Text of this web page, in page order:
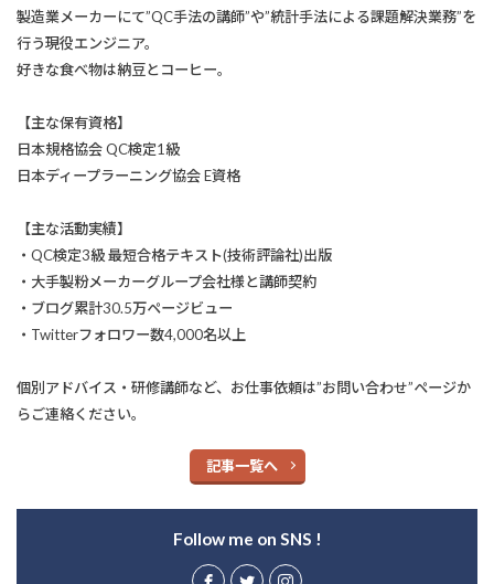
製造業メーカーにて”QC手法の講師”や”統計手法による課題解決業務”を
行う現役エンジニア。
好きな食べ物は納豆とコーヒー。
【主な保有資格】
日本規格協会 QC検定1級
日本ディープラーニング協会 E資格
【主な活動実績】
・QC検定3級 最短合格テキスト(技術評論社)出版
・大手製粉メーカーグループ会社様と講師契約
・ブログ累計30.5万ページビュー
・Twitterフォロワー数4,000名以上
個別アドバイス・研修講師など、お仕事依頼は”お問い合わせ”ページか
らご連絡ください。
記事一覧へ
Follow me on SNS !